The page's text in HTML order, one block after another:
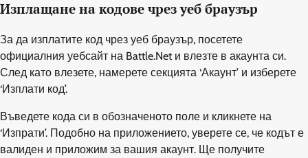
Изплащане на кодове чрез уеб браузър
За да изплатите код чрез уеб браузър, посетете
официалния уебсайт на Battle.Net и влезте в акаунта си.
След като влезете, намерете секцията ‘Акаунт’ и изберете
‘Изплати код’.
Въведете кода си в обозначеното поле и кликнете на
‘Изпрати’. Подобно на приложението, уверете се, че кодът е
валиден и приложим за вашия акаунт. Ще получите